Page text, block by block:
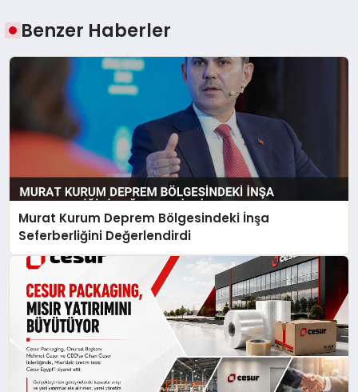
Benzer Haberler
Murat Kurum Deprem Bölgesindeki İnşa
Seferberliğini Değerlendirdi